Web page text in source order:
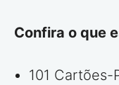
Confira o que
101